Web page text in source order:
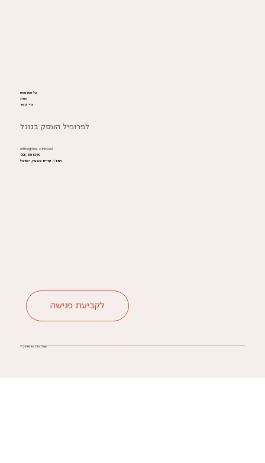
© 2025 by Liba Clinic
לקביעת פגישה
office@liba-clinic.co.il
050-6616369
רמז 1, קריית טבעון, ישראל
על המרפאה
צוות
צרי קשר
לפרופיל העסק בגוגל